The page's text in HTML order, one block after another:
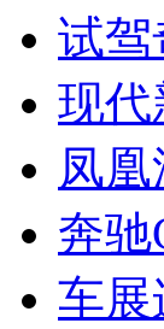
试驾
现代
凤
奔
车展